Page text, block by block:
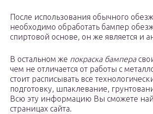
После использования обычного
необходимо обработать бампер
спиртовой основе, он же является и
В остальном же покраска бампера
чем не отличается от работы с
стоит расписывать все
подготовку, шпаклевание,
Всю эту информацию Вы сможете
страницах сайта.